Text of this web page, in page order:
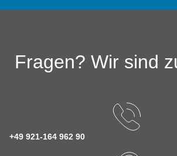
Fragen? Wir sind
+49 921-164 962 90